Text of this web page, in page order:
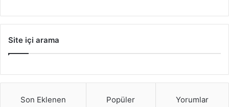
Site içi arama
Son Eklenen Popüler Yorumlar